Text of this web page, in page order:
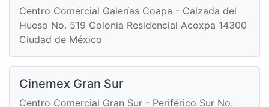
Centro Comercial Galerías Coapa - Calzada del
Hueso No. 519 Colonia Residencial Acoxpa 14300
Ciudad de México
Cinemex Gran Sur
Centro Comercial Gran Sur - Periférico Sur No.